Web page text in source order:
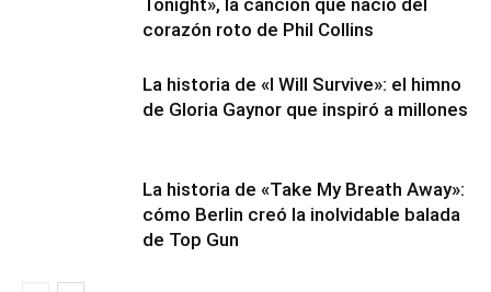
corazón roto de Phil Collins
La historia de «I Will Survive»: el himno
de Gloria Gaynor que inspiró a millones
La historia de «Take My Breath Away»:
cómo Berlin creó la inolvidable balada
de Top Gun